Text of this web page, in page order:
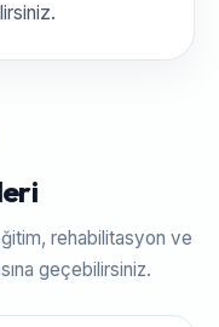
rehabilitasyon ve
geçebilirsiniz.